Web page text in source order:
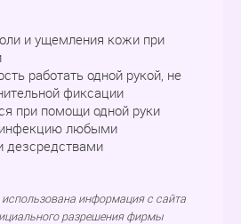
и ущемления кожи при
работать одной рукой, не
фиксации
при помощи одной руки
любыми
информация с сайта
разрешения фирмы